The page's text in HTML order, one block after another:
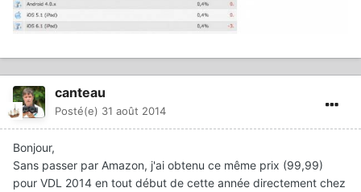
canteau
Posté(e) 31 août 2014
Bonjour,
Sans passer par Amazon, j'ai obtenu ce même prix (99,99)
pour VDL 2014 en tout début de cette année directement chez